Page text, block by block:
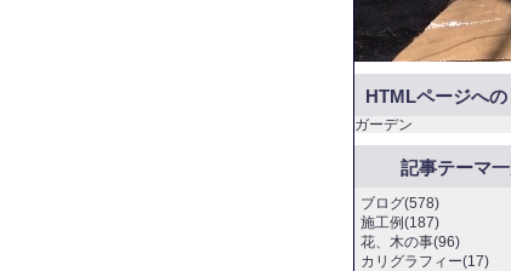
HTMLページへの
ガーデン
記事テーマ
ブログ(578)
施工例(187)
花、木の事(96)
カリグラフィー(17)